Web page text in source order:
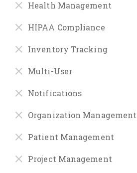
Health Management
HIPAA Compliance
Inventory Tracking
Multi-User
Notifications
Organization Management
Patient Management
Project Management